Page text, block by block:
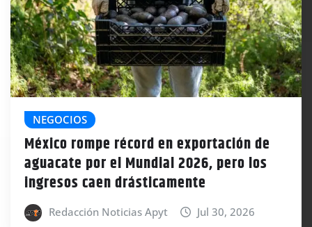
NEGOCIOS
México rompe récord en exportación de
aguacate por el Mundial 2026, pero los
ingresos caen drásticamente
Redacción Noticias Apyt Jul 30, 2026